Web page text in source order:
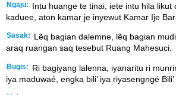
Ngaju:
Intu huange te tinai, iete intu hila likut
kaduee, aton kamar je inyewut Kamar Ije
Sasak:
Lẽq bagian dalemne, lẽq bagian
araq ruangan saq tesebut Ruang Mahesuci.
Bugis:
Ri bagiyang lalenna, iyanaritu ri
iya maduwaé, engka bili’ iya riyasengngé